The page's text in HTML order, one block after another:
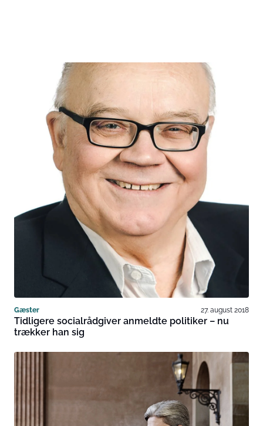
Gæster 27. august 2018
Tidligere socialrådgiver anmeldte politiker – nu
trækker han sig